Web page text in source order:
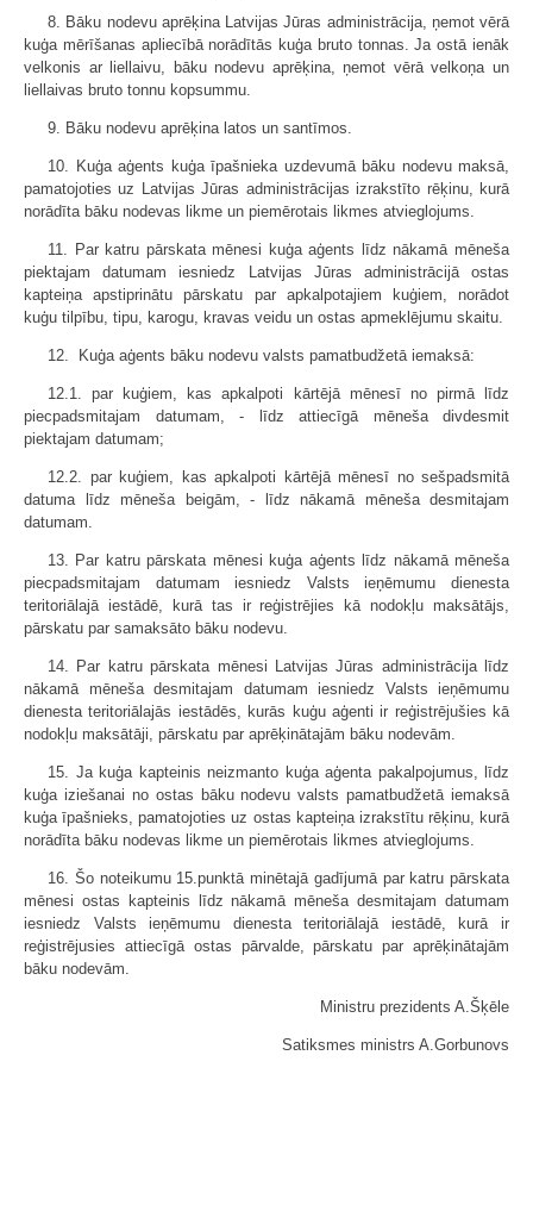
8. Bāku nodevu aprēķina Latvijas Jūras administrācija, ņemot vērā
kuģa mērīšanas apliecībā norādītās kuģa bruto tonnas. Ja ostā ienāk
velkonis ar liellaivu, bāku nodevu aprēķina, ņemot vērā velkoņa un
liellaivas bruto tonnu kopsummu.
9. Bāku nodevu aprēķina latos un santīmos.
10. Kuģa aģents kuģa īpašnieka uzdevumā bāku nodevu maksā,
pamatojoties uz Latvijas Jūras administrācijas izrakstīto rēķinu, kurā
norādīta bāku nodevas likme un piemērotais likmes atvieglojums.
11. Par katru pārskata mēnesi kuģa aģents līdz nākamā mēneša
piektajam datumam iesniedz Latvijas Jūras administrācijā ostas
kapteiņa apstiprinātu pārskatu par apkalpotajiem kuģiem, norādot
kuģu tilpību, tipu, karogu, kravas veidu un ostas apmeklējumu skaitu.
12. Kuģa aģents bāku nodevu valsts pamatbudžetā iemaksā:
12.1. par kuģiem, kas apkalpoti kārtējā mēnesī no pirmā līdz
piecpadsmitajam datumam, - līdz attiecīgā mēneša divdesmit
piektajam datumam;
12.2. par kuģiem, kas apkalpoti kārtējā mēnesī no sešpadsmitā
datuma līdz mēneša beigām, - līdz nākamā mēneša desmitajam
datumam.
13. Par katru pārskata mēnesi kuģa aģents līdz nākamā mēneša
piecpadsmitajam datumam iesniedz Valsts ieņēmumu dienesta
teritoriālajā iestādē, kurā tas ir reģistrējies kā nodokļu maksātājs,
pārskatu par samaksāto bāku nodevu.
14. Par katru pārskata mēnesi Latvijas Jūras administrācija līdz
nākamā mēneša desmitajam datumam iesniedz Valsts ieņēmumu
dienesta teritoriālajās iestādēs, kurās kuģu aģenti ir reģistrējušies kā
nodokļu maksātāji, pārskatu par aprēķinātajām bāku nodevām.
15. Ja kuģa kapteinis neizmanto kuģa aģenta pakalpojumus, līdz
kuģa iziešanai no ostas bāku nodevu valsts pamatbudžetā iemaksā
kuģa īpašnieks, pamatojoties uz ostas kapteiņa izrakstītu rēķinu, kurā
norādīta bāku nodevas likme un piemērotais likmes atvieglojums.
16. Šo noteikumu 15.punktā minētajā gadījumā par katru pārskata
mēnesi ostas kapteinis līdz nākamā mēneša desmitajam datumam
iesniedz Valsts ieņēmumu dienesta teritoriālajā iestādē, kurā ir
reģistrējusies attiecīgā ostas pārvalde, pārskatu par aprēķinātajām
bāku nodevām.
Ministru prezidents A.Šķēle
Satiksmes ministrs A.Gorbunovs